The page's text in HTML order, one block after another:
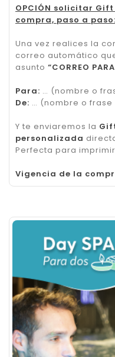
OPCIÓN solicitar Gift
compra, paso a paso:
Una vez realices la
correo automático
asunto “CORREO
Para: … (nombre o
De: … (nombre o
Y te enviaremos la
personalizada
Perfecta para
Vigencia de la